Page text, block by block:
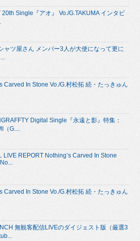
20th Single『アオ』 Vo./G.TAKUMA インタビ
ャツ屋さん メンバー3人が大使になって更に
Carved In Stone Vo./G.村松拓 続・たっきゅん
Digital Single『永遠と影』特集：
（G....
LIVE REPORT Nothing’s Carved In Stone
Carved In Stone Vo./G.村松拓 続・たっきゅん
無観客配信LIVEのダイジェスト版（厳選3